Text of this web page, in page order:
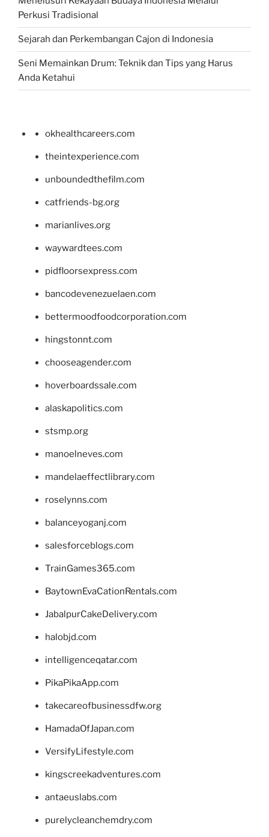
Perkusi Tradisional
Sejarah dan Perkembangan Cajon di Indonesia
Seni Memainkan Drum: Teknik dan Tips yang Harus
Anda Ketahui
okhealthcareers.com
theintexperience.com
unboundedthefilm.com
catfriends-bg.org
marianlives.org
waywardtees.com
pidfloorsexpress.com
bancodevenezuelaen.com
bettermoodfoodcorporation.com
hingstonnt.com
chooseagender.com
hoverboardssale.com
alaskapolitics.com
stsmp.org
manoelneves.com
mandelaeffectlibrary.com
roselynns.com
balanceyoganj.com
salesforceblogs.com
TrainGames365.com
BaytownEvaCationRentals.com
JabalpurCakeDelivery.com
halobjd.com
intelligenceqatar.com
PikaPikaApp.com
takecareofbusinessdfw.org
HamadaOfJapan.com
VersifyLifestyle.com
kingscreekadventures.com
antaeuslabs.com
purelycleanchemdry.com